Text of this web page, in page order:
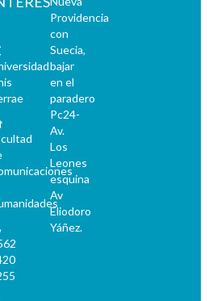
Providencia
con
Suecia,
bajar
en el
paradero
Pc24-
Av.
Los
Leones
esquina
Av
Eliodoro
Yáñez.